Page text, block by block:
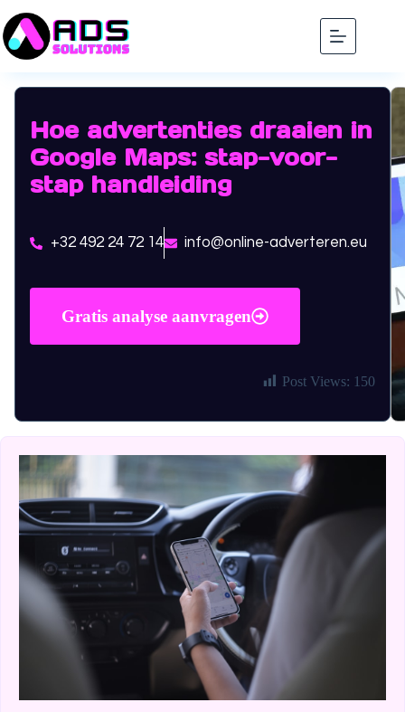
Hoe advertenties draaien in
Google Maps: stap-voor-
stap handleiding
+32 492 24 72 14 info@online-adverteren.eu
Gratis analyse aanvragen
Post Views: 150